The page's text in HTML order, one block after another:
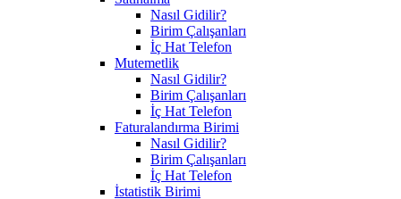
Nasıl Gidilir?
Birim Çalışanları
İç Hat Telefon
Mutemetlik
Nasıl Gidilir?
Birim Çalışanları
İç Hat Telefon
Faturalandırma Birimi
Nasıl Gidilir?
Birim Çalışanları
İç Hat Telefon
İstatistik Birimi